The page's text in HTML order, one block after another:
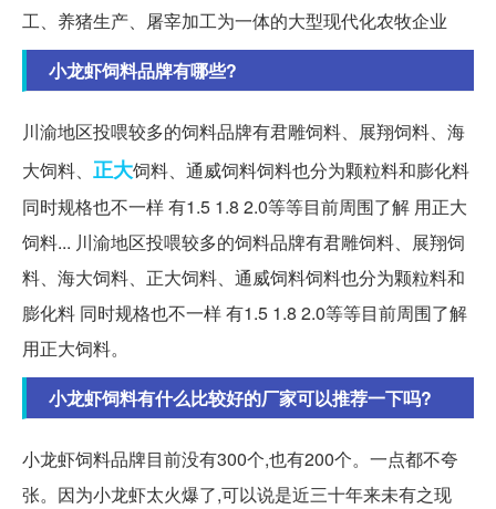
工、养猪生产、屠宰加工为一体的大型现代化农牧企业
小龙虾饲料品牌有哪些?
川渝地区投喂较多的饲料品牌有君雕饲料、展翔饲料、海
大饲料、 正大饲料、通威饲料饲料也分为颗粒料和膨化料
同时规格也不一样 有1.5 1.8 2.0等等目前周围了解 用正大
饲料... 川渝地区投喂较多的饲料品牌有君雕饲料、展翔饲
料、海大饲料、正大饲料、通威饲料饲料也分为颗粒料和
膨化料 同时规格也不一样 有1.5 1.8 2.0等等目前周围了解
用正大饲料。
小龙虾饲料有什么比较好的厂家可以推荐一下吗?
小龙虾饲料品牌目前没有300个,也有200个。一点都不夸
张。因为小龙虾太火爆了,可以说是近三十年来未有之现